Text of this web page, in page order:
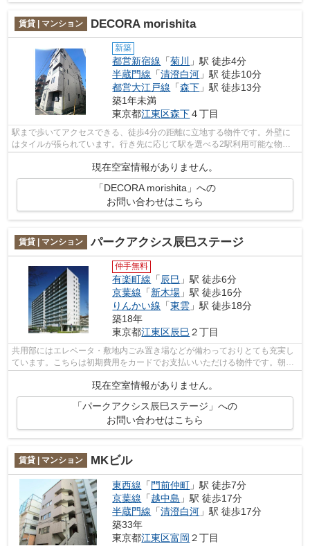
賃貸 | マンション DECORA morishita
新築
都営新宿線 「菊川
」駅 徒歩4分
半蔵門線 「清澄白河 」駅 徒歩10分
都営大江戸線 「森下 」駅 徒歩13分
築1年未満
東京都江東区森下４丁目
駅まで歩いてアクセスできる、徒歩4分の距離に立地する物件です。外壁に
はタイルが張られています。行き先に応じて駅を選べる2駅利用可能な物件
現在空室情報がありません。
「DECORA morishita」への
お問い合わせはこちら
賃貸 | マンション パークアクシス辰巳ステージ
仲手無料
有楽町線 「 辰巳 」駅 徒歩6分
京葉線 「新木場 」駅 徒歩16分
りんかい線 「東雲 」駅 徒歩18分
築18年
東京都江東区辰巳 ２丁目
共用部にはエレベータ・敷地内ごみ置き場などが備わっておりとても充実し
ています。こちらは初期費用をカードでお支払いいただける物件です。朝に
現在空室情報がありません。
「パークアクシス辰巳ステージ」への
お問い合わせはこちら
賃貸 | マンション MKビル
東西線 「 門前仲町 」駅 徒歩7分
京葉線 「越中島 」駅 徒歩17分
半蔵門線 「清澄白河 」駅 徒歩17分
築33年
東京都江東区富岡 ２丁目